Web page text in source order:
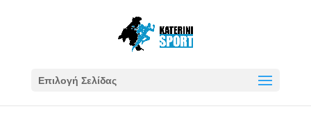
Επιλογή Σελίδας